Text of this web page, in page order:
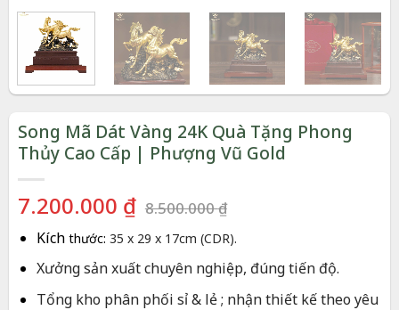
Song Mã Dát Vàng 24K Quà Tặng Phong
Thủy Cao Cấp | Phượng Vũ Gold
8.500.000₫Giá
gốc
là:
8.500.000 ₫.
7.200.000 ₫ Giá
hiện
tại
là:
7.200.000 ₫.
Kíchthước: 35 x 29 x 17cm (CDR).
Xưởng sản xuất chuyên nghiệp, đúng tiến độ.
Tổng kho phân phối sỉ & lẻ ; nhận thiết kế theo yêu